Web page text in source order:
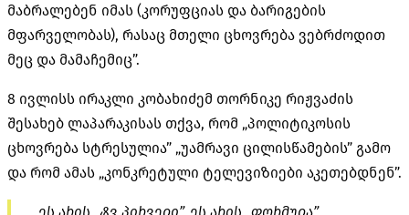
მაბრალებენ იმას (კორუფციას და ბარიგების
მფარველობას), რასაც მთელი ცხოვრება ვებრძოდით
მეც და მამაჩემიც”.
8 ივლისს ირაკლი კობახიძემ თორნიკე რიჟვაძის
შესახებ ლაპარაკისას თქვა, რომ „პოლიტიკოსის
ცხოვრება სტრესულია” „უამრავი ცილისწამების” გამო
და რომ ამას „კონკრეტული ტელევიზიები აკეთებდნენ”.
„ეს არის „ტვ პირველი”, ეს არის „ფორმულა”.